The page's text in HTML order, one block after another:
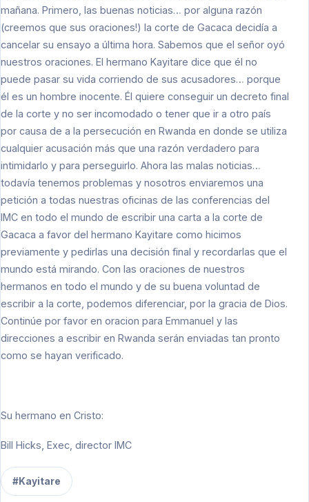
mañana. Primero, las buenas noticias… por alguna razón
(creemos que sus oraciones!) la corte de Gacaca decidía a
cancelar su ensayo a última hora. Sabemos que el señor oyó
nuestros oraciones. El hermano Kayitare dice que él no
puede pasar su vida corriendo de sus acusadores… porque
él es un hombre inocente. Él quiere conseguir un decreto final
de la corte y no ser incomodado o tener que ir a otro país
por causa de a la persecución en Rwanda en donde se utiliza
cualquier acusación más que una razón verdadero para
intimidarlo y para perseguirlo. Ahora las malas noticias…
todavía tenemos problemas y nosotros enviaremos una
petición a todas nuestras oficinas de las conferencias del
IMC en todo el mundo de escribir una carta a la corte de
Gacaca a favor del hermano Kayitare como hicimos
previamente y pedirlas una decisión final y recordarlas que el
mundo está mirando. Con las oraciones de nuestros
hermanos en todo el mundo y de su buena voluntad de
escribir a la corte, podemos diferenciar, por la gracia de Dios.
Continúe por favor en oracion para Emmanuel y las
direcciones a escribir en Rwanda serán enviadas tan pronto
como se hayan verificado.
Su hermano en Cristo:
Bill Hicks, Exec, director IMC
#Kayitare